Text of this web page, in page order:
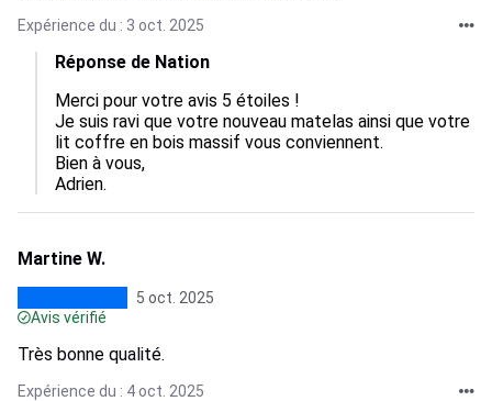
Expérience du : 3 oct. 2025
Réponse de Nation
Merci pour votre avis 5 étoiles !
Je suis ravi que votre nouveau matelas ainsi que votre
lit coffre en bois massif vous conviennent.
Bien à vous,
Adrien.
Martine W.
5 oct. 2025
Avis vérifié
Très bonne qualité.
Expérience du : 4 oct. 2025